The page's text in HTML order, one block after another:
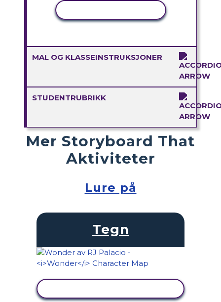
MAL OG KLASSEINSTRUKSJONER
STUDENTRUBRIKK
Mer Storyboard That
Aktiviteter
Lure på
Tegn